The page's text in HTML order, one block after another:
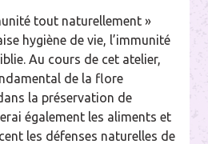
tout naturellement »
hygiène de vie, l’immunité
Au cours de cet atelier,
de la flore
la préservation de
également les aliments et
les défenses naturelles de